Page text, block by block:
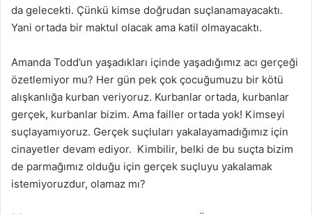
da gelecekti. Çünkü kimse doğrudan suçlanamayacaktı.
Yani ortada bir maktul olacak ama katil olmayacaktı.
Amanda Todd’un yaşadıkları içinde yaşadığımız acı gerçeği
özetlemiyor mu? Her gün pek çok çocuğumuzu bir kötü
alışkanlığa kurban veriyoruz. Kurbanlar ortada, kurbanlar
gerçek, kurbanlar bizim. Ama failler ortada yok! Kimseyi
suçlayamıyoruz. Gerçek suçluları yakalayamadığımız için
cinayetler devam ediyor. Kimbilir, belki de bu suçta bizim
de parmağımız olduğu için gerçek suçluyu yakalamak
istemiyoruzdur, olamaz mı?